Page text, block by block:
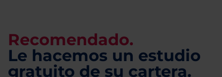
Recomendado.
Le hacemos un estudio
gratuito de su cartera.